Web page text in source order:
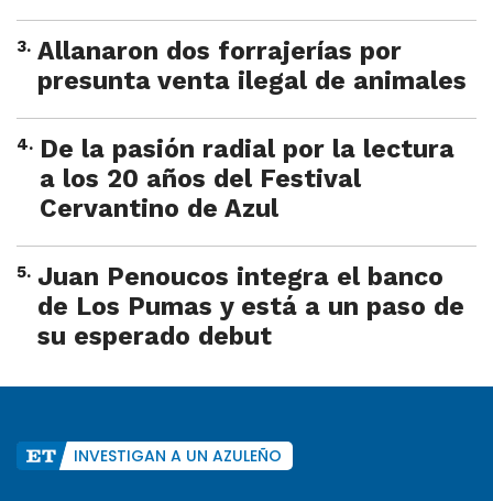
3. Allanaron dos forrajerías por
presunta venta ilegal de animales
4. De la pasión radial por la lectura
a los 20 años del Festival
Cervantino de Azul
5. Juan Penoucos integra el banco
de Los Pumas y está a un paso de
su esperado debut
INVESTIGAN A UN AZULEÑO